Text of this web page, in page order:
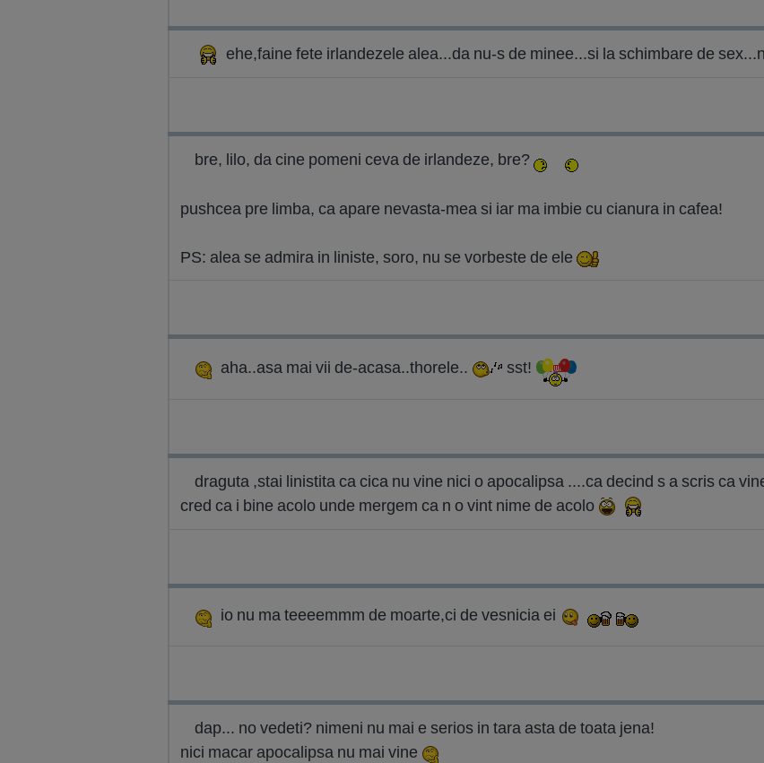
ehe,faine fete irlandezele alea...da nu-s de minee...si la schimbare de
bre, lilo, da cine pomeni ceva de irlandeze, bre?
pushcea pre limba, ca apare nevasta-mea si iar ma imbie cu cianura in cafea!
PS: alea se admira in liniste, soro, nu se vorbeste de ele
aha..asa mai vii de-acasa..thorele.. sst!
draguta ,stai linistita ca cica nu vine nici o apocalipsa ....ca decind s a scris ca
cred ca i bine acolo unde mergem ca n o vint nime de acolo
io nu ma teeeemmm de moarte,ci de vesnicia ei
dap... no vedeti? nimeni nu mai e serios in tara asta de toata jena!
nici macar apocalipsa nu mai vine